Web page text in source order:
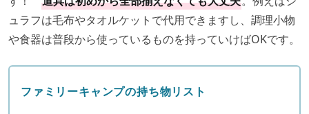
ュラフは毛布やタオルケットで代用できますし、調理小物
や食器は普段から使っているものを持っていけばOKです。
ファミリーキャンプの持ち物リスト